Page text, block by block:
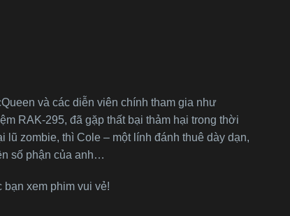
và các diễn viên chính tham gia như
RAK-295, đã gặp thất bại thảm hại trong thời
zombie, thì Cole – một lính đánh thuê dày dạn,
số phận của anh…
xem phim vui vẻ!